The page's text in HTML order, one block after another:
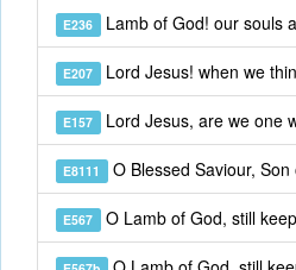
E236 Lamb of God! our souls
E207 Lord Jesus! when we
E157 Lord Jesus, are we one
E8111 O Blessed Saviour, Son
E567 O Lamb of God, still